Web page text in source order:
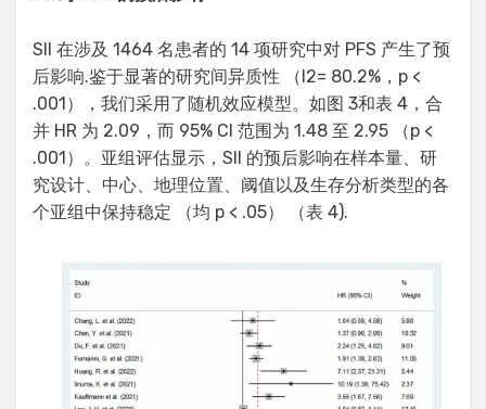
SII 在涉及 1464 名患者的 14 项研究中对 PFS 产生了预
后影响.鉴于显著的研究间异质性 （I2= 80.2%，p <
.001），我们采用了随机效应模型。如图 3和表 4，合
并 HR 为 2.09，而 95% CI 范围为 1.48 至 2.95 （p <
.001）。亚组评估显示，SII 的预后影响在样本量、研
究设计、中心、地理位置、阈值以及生存分析类型的各
个亚组中保持稳定 （均 p < .05） （表 4).